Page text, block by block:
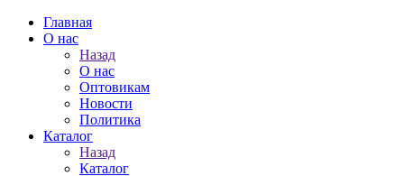
Главная
О нас
Назад
О нас
Оптовикам
Новости
Политика
Каталог
Назад
Каталог